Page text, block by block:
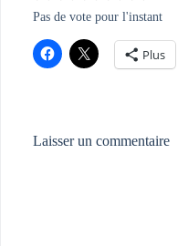
Pas de vote pour l'instant
Plus
Laisser un commentaire